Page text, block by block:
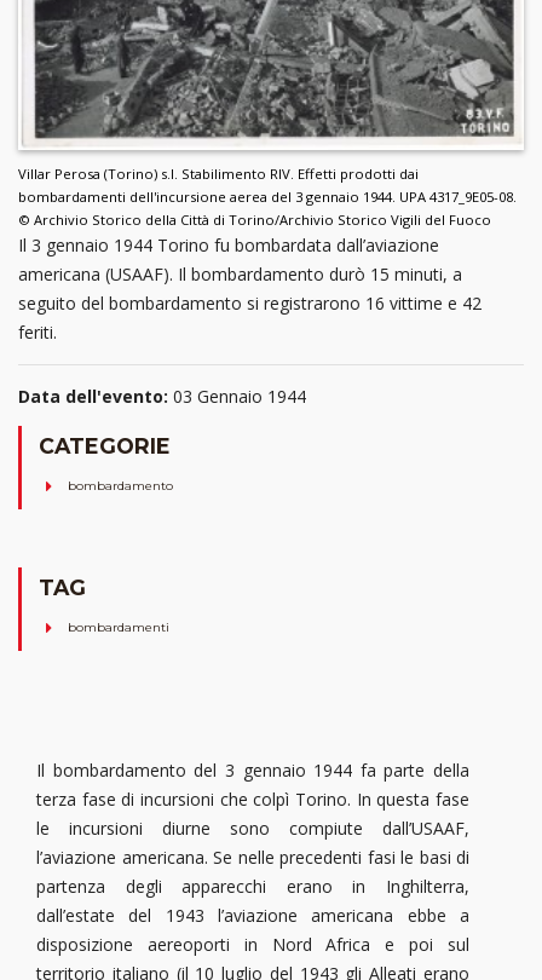
Villar Perosa (Torino) s.l. Stabilimento RIV. Effetti prodotti dai
bombardamenti dell'incursione aerea del 3 gennaio 1944. UPA 4317_9E05-08.
© Archivio Storico della Città di Torino/Archivio Storico Vigili del Fuoco
Il 3 gennaio 1944 Torino fu bombardata dall’aviazione
americana (USAAF). Il bombardamento durò 15 minuti, a
seguito del bombardamento si registrarono 16 vittime e 42
feriti.
Data dell'evento: 03 Gennaio 1944
CATEGORIE
bombardamento
TAG
bombardamenti
Il bombardamento del 3 gennaio 1944 fa parte della
terza fase di incursioni che colpì Torino. In questa fase
le incursioni diurne sono compiute dall’USAAF,
l’aviazione americana. Se nelle precedenti fasi le basi di
partenza degli apparecchi erano in Inghilterra,
dall’estate del 1943 l’aviazione americana ebbe a
disposizione aereoporti in Nord Africa e poi sul
territorio italiano (il 10 luglio del 1943 gli Alleati erano